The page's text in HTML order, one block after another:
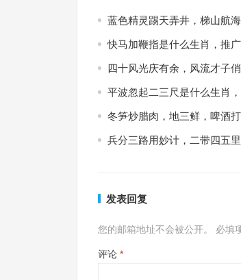
蓝色精灵踢天弄井，梯山航
快马加鞭指是什么生肖，推
四十风光庆有余，风流才子
平波忽起二三尺是什么生肖
冬笋炒腊肉，地三鲜，啤酒
兵分三路用妙计，二带四五
发表回复
您的邮箱地址不会被公开。 必填
评论 *